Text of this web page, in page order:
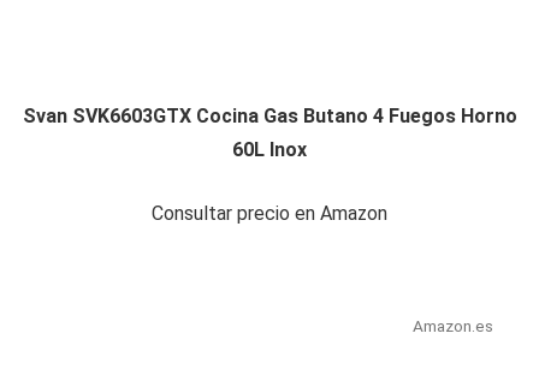
Svan SVK6603GTX Cocina Gas Butano 4 Fuegos Horno
60L Inox
Consultar precio en Amazon
Amazon.es